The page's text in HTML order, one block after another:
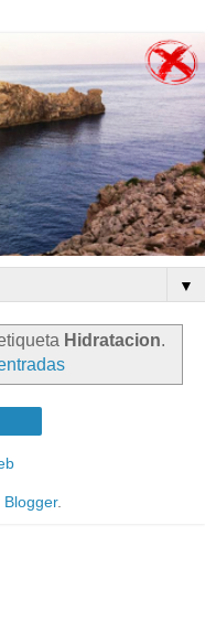
▼
Hidratacion.
Blogger.